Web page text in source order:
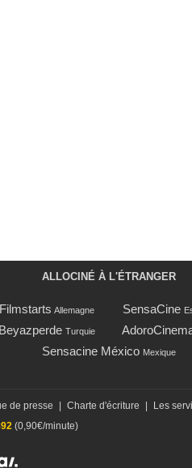
ALLOCINÉ À L'ÉTRANGER
Filmstarts Allemagne SensaCine
Beyazperde Turquie
Sensacine México Mexique
de presse Charte d'écriture Les
(0,90€/minute)